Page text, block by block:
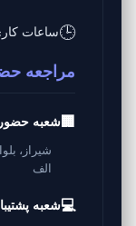
🕒ساعات
مراجعه
🏢شعبه
الف
💻شعبه